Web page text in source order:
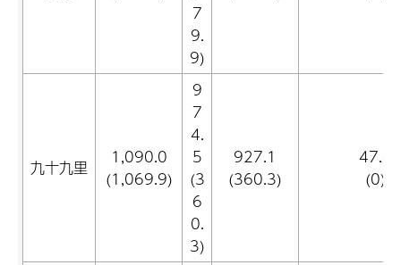
7
9.
9)
九十九里
1,090.0
(1,069.9)
9
7
4.
5
(3
6
0.
3)
927.1
(360.3)
47.4
(0)